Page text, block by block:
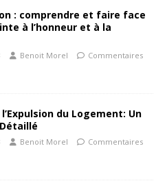
: comprendre et faire face
à l’honneur et à la
Benoit Morel
Commentaires
du Logement: Un
Benoit Morel
Commentaires